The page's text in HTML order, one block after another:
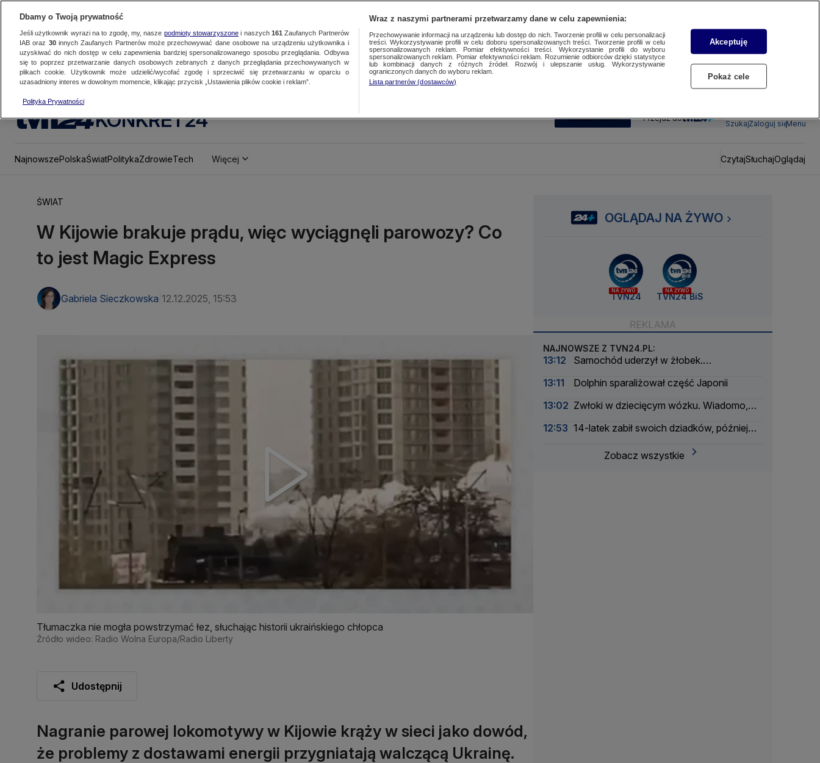
KONKRET24 SUBSKRYBUJ Przejdź do
SzukajZaloguj sięMenu
NajnowszePolskaŚwiatPolitykaZdrowieTech Więcej CzytajSłuchajOglądaj
ŚWIAT
W Kijowie brakuje prądu, więc wyciągnęli parowozy? Co
to jest Magic Express
Gabriela Sieczkowska 12.12.2025, 15:53
Tłumaczka nie mogła powstrzymać łez, słuchając historii ukraińskiego chłopca
Źródło wideo: Radio Wolna Europa/Radio Liberty
Udostępnij
Nagranie parowej lokomotywy w Kijowie krąży w sieci jako dowód,
że problemy z dostawami energii przygniatają walczącą Ukrainę.
OGLĄDAJ NA ŻYWO
NA ŻYWO
TVN24
NA ŻYWO
TVN24 BiS
NAJNOWSZE Z TVN24.PL:
13:12
Samochód uderzył w żłobek.
13:11
Dolphin sparaliżował część Japonii
13:02 Zwłoki w dziecięcym wózku. Wiadomo,
12:53 14-latek zabił swoich dziadków, później
Zobacz wszystkie
Dbamy o Twoją prywatność
Jeśli użytkownik wyrazi na to zgodę, my, nasze podmioty stowarzyszonei naszych 161 Zaufanych Partnerów
IAB oraz 30innych Zaufanych Partnerów może przechowywać dane osobowe na urządzeniu użytkownika i
uzyskiwać do nich dostęp w celu zapewnienia bardziej spersonalizowanego sposobu przeglądania. Odbywa
się to poprzez przetwarzanie danych osobowych zebranych z danych przeglądania przechowywanych w
plikach cookie. Użytkownik może udzielić/wycofać zgodę i sprzeciwić się przetwarzaniu w oparciu o
uzasadniony interes w dowolnym momencie, klikając przycisk „Ustawienia plików cookie i reklam”.
Polityka Prywatności
Wraz z naszymi partnerami przetwarzamy dane w celu zapewnienia:
Przechowywanie informacji na urządzeniu lub dostęp do nich. Tworzenie profili w celu personalizacji
treści. Wykorzystywanie profili w celu doboru spersonalizowanych treści. Tworzenie profili w celu
spersonalizowanych reklam. Pomiar efektywności treści. Wykorzystanie profili do wyboru
spersonalizowanych reklam. Pomiar efektywności reklam. Rozumienie odbiorców dzięki statystyce
lub kombinacji danych z różnych źródeł. Rozwój i ulepszanie usług. Wykorzystywanie
ograniczonych danych do wyboru reklam.
Lista partnerów (dostawców)
Akceptuję
Pokaż cele